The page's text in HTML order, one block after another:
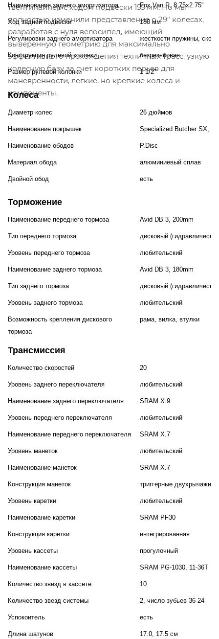
твентинайнер с ходом подвески 155 мм. Но мы
полностью изменили представление о 29" колесах,
разработав с нуля велосипед, имеющий
выверенную геометрию для максимально
эффективного прохождения техничных трасс, узкую
колесную базу за счет коротких перьев для
маневренности, легкие, но крепкие колеса и
компоненты.
Наименование заднего амортизатора Fox Van R, 8.75x2.75"
Ход задней подвески 180 мм
Регулировки заднего амортизатора жесткости пружины,
Конструкция рулевой колонки безрезьбовая
Размер рулевой колонки 1 1/2"
Колеса
Диаметр колес 26 дюймов
Наименование покрышек Specialized Butcher SX,
Наименование ободов P.Disc
Материал обода алюминиевый сплав
Двойной обод есть
Торможение
Наименование переднего тормоза Avid DB 3, 200mm
Тип переднего тормоза дисковый
Уровень переднего тормоза любительский
Наименование заднего тормоза Avid DB 3, 180mm
Тип заднего тормоза дисковый
Уровень заднего тормоза любительский
Возможность крепления дискового
тормоза
рама, вилка, втулки
Трансмиссия
Количество скоростей 20
Уровень заднего переключателя любительский
Наименование заднего переключателя SRAM X.9
Уровень переднего переключателя любительский
Наименование переднего переключателя SRAM X.7
Уровень манеток любительский
Наименование манеток SRAM X.7
Конструкция манеток триггерные двухрычажные
Уровень каретки любительский
Наименование каретки SRAM PF30
Конструкция каретки интегрированная
Уровень кассеты прогулочный
Наименование кассеты SRAM PG-1030, 11-36T
Количество звезд в кассете 10
Количество звезд системы 2, число зубьев 36-24
Успокоитель есть
Длина шатунов 17.0, 17.5 см